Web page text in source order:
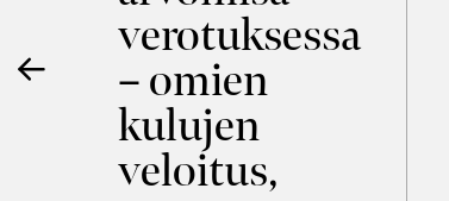
verotuksessa
– omien
kulujen
veloitus,